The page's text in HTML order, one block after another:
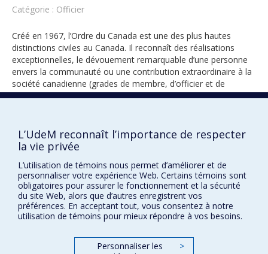
Catégorie : Officier
Créé en 1967, l’Ordre du Canada est une des plus hautes
distinctions civiles au Canada. Il reconnaît des réalisations
exceptionnelles, le dévouement remarquable d’une personne
envers la communauté ou une contribution extraordinaire à la
société canadienne (grades de membre, d’officier et de
compagnon).
1970
Prix et distinctions
L’UdeM reconnaît l’importance de respecter
la vie privée
L’utilisation de témoins nous permet d’améliorer et de
personnaliser votre expérience Web. Certains témoins sont
obligatoires pour assurer le fonctionnement et la sécurité
du site Web, alors que d’autres enregistrent vos
préférences. En acceptant tout, vous consentez à notre
utilisation de témoins pour mieux répondre à vos besoins.
Personnaliser les
>